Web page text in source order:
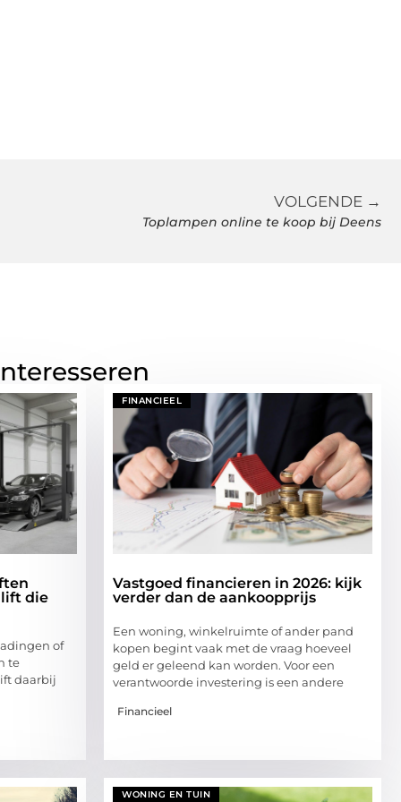
VOLGENDE →
Toplampen online te koop bij Deens
lift die
of
te
daarbij
FINANCIEEL
Vastgoed financieren in 2026: kijk
verder dan de aankoopprijs
Een woning, winkelruimte of ander pand
kopen begint vaak met de vraag hoeveel
geld er geleend kan worden. Voor een
verantwoorde investering is een andere
Financieel
WONING EN TUIN